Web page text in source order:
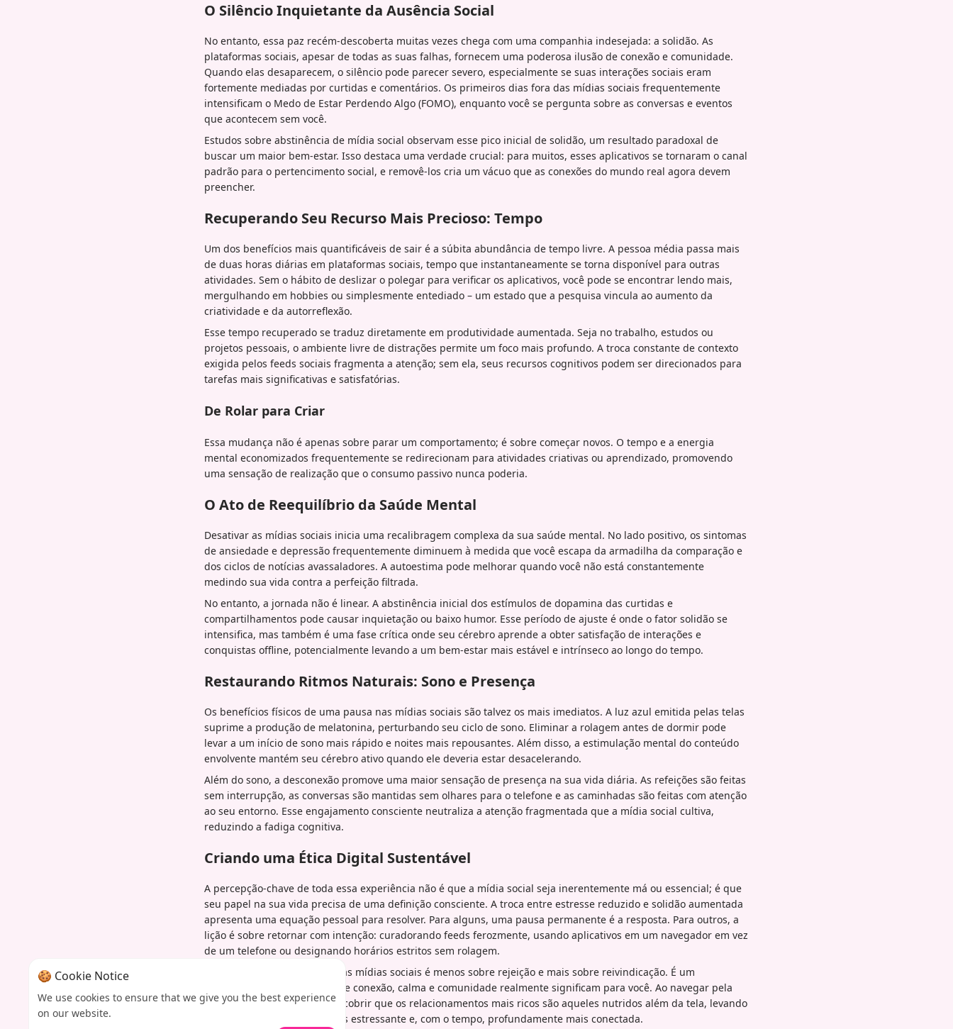
O Silêncio Inquietante da Ausência Social
No entanto, essa paz recém-descoberta muitas vezes chega com uma companhia indesejada: a solidão. As
plataformas sociais, apesar de todas as suas falhas, fornecem uma poderosa ilusão de conexão e comunidade.
Quando elas desaparecem, o silêncio pode parecer severo, especialmente se suas interações sociais eram
fortemente mediadas por curtidas e comentários. Os primeiros dias fora das mídias sociais frequentemente
intensificam o Medo de Estar Perdendo Algo (FOMO), enquanto você se pergunta sobre as conversas e eventos
que acontecem sem você.
Estudos sobre abstinência de mídia social observam esse pico inicial de solidão, um resultado paradoxal de
buscar um maior bem-estar. Isso destaca uma verdade crucial: para muitos, esses aplicativos se tornaram o canal
padrão para o pertencimento social, e removê-los cria um vácuo que as conexões do mundo real agora devem
preencher.
Recuperando Seu Recurso Mais Precioso: Tempo
Um dos benefícios mais quantificáveis de sair é a súbita abundância de tempo livre. A pessoa média passa mais
de duas horas diárias em plataformas sociais, tempo que instantaneamente se torna disponível para outras
atividades. Sem o hábito de deslizar o polegar para verificar os aplicativos, você pode se encontrar lendo mais,
mergulhando em hobbies ou simplesmente entediado – um estado que a pesquisa vincula ao aumento da
criatividade e da autorreflexão.
Esse tempo recuperado se traduz diretamente em produtividade aumentada. Seja no trabalho, estudos ou
projetos pessoais, o ambiente livre de distrações permite um foco mais profundo. A troca constante de contexto
exigida pelos feeds sociais fragmenta a atenção; sem ela, seus recursos cognitivos podem ser direcionados para
tarefas mais significativas e satisfatórias.
De Rolar para Criar
Essa mudança não é apenas sobre parar um comportamento; é sobre começar novos. O tempo e a energia
mental economizados frequentemente se redirecionam para atividades criativas ou aprendizado, promovendo
uma sensação de realização que o consumo passivo nunca poderia.
O Ato de Reequilíbrio da Saúde Mental
Desativar as mídias sociais inicia uma recalibragem complexa da sua saúde mental. No lado positivo, os sintomas
de ansiedade e depressão frequentemente diminuem à medida que você escapa da armadilha da comparação e
dos ciclos de notícias avassaladores. A autoestima pode melhorar quando você não está constantemente
medindo sua vida contra a perfeição filtrada.
No entanto, a jornada não é linear. A abstinência inicial dos estímulos de dopamina das curtidas e
compartilhamentos pode causar inquietação ou baixo humor. Esse período de ajuste é onde o fator solidão se
intensifica, mas também é uma fase crítica onde seu cérebro aprende a obter satisfação de interações e
conquistas offline, potencialmente levando a um bem-estar mais estável e intrínseco ao longo do tempo.
Restaurando Ritmos Naturais: Sono e Presença
Os benefícios físicos de uma pausa nas mídias sociais são talvez os mais imediatos. A luz azul emitida pelas telas
suprime a produção de melatonina, perturbando seu ciclo de sono. Eliminar a rolagem antes de dormir pode
levar a um início de sono mais rápido e noites mais repousantes. Além disso, a estimulação mental do conteúdo
envolvente mantém seu cérebro ativo quando ele deveria estar desacelerando.
Além do sono, a desconexão promove uma maior sensação de presença na sua vida diária. As refeições são feitas
sem interrupção, as conversas são mantidas sem olhares para o telefone e as caminhadas são feitas com atenção
ao seu entorno. Esse engajamento consciente neutraliza a atenção fragmentada que a mídia social cultiva,
reduzindo a fadiga cognitiva.
Criando uma Ética Digital Sustentável
A percepção-chave de toda essa experiência não é que a mídia social seja inerentemente má ou essencial; é que
seu papel na sua vida precisa de uma definição consciente. A troca entre estresse reduzido e solidão aumentada
apresenta uma equação pessoal para resolver. Para alguns, uma pausa permanente é a resposta. Para outros, a
lição é sobre retornar com intenção: curadorando feeds ferozmente, usando aplicativos em um navegador em vez
de um telefone ou designando horários estritos sem rolagem.
Em última análise, desativar as mídias sociais é menos sobre rejeição e mais sobre reivindicação. É um
experimento que ensina o que conexão, calma e comunidade realmente significam para você. Ao navegar pela
solidão inicial, você pode descobrir que os relacionamentos mais ricos são aqueles nutridos além da tela, levando
a uma vida que parece menos estressante e, com o tempo, profundamente mais conectada.
🍪 Cookie Notice
We use cookies to ensure that we give you the best experience
on our website.